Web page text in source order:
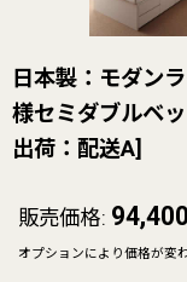
日本製：モダン
様セミダブルベ
出荷：配送A]
販売価格: 94,400
オプションにより価格が変